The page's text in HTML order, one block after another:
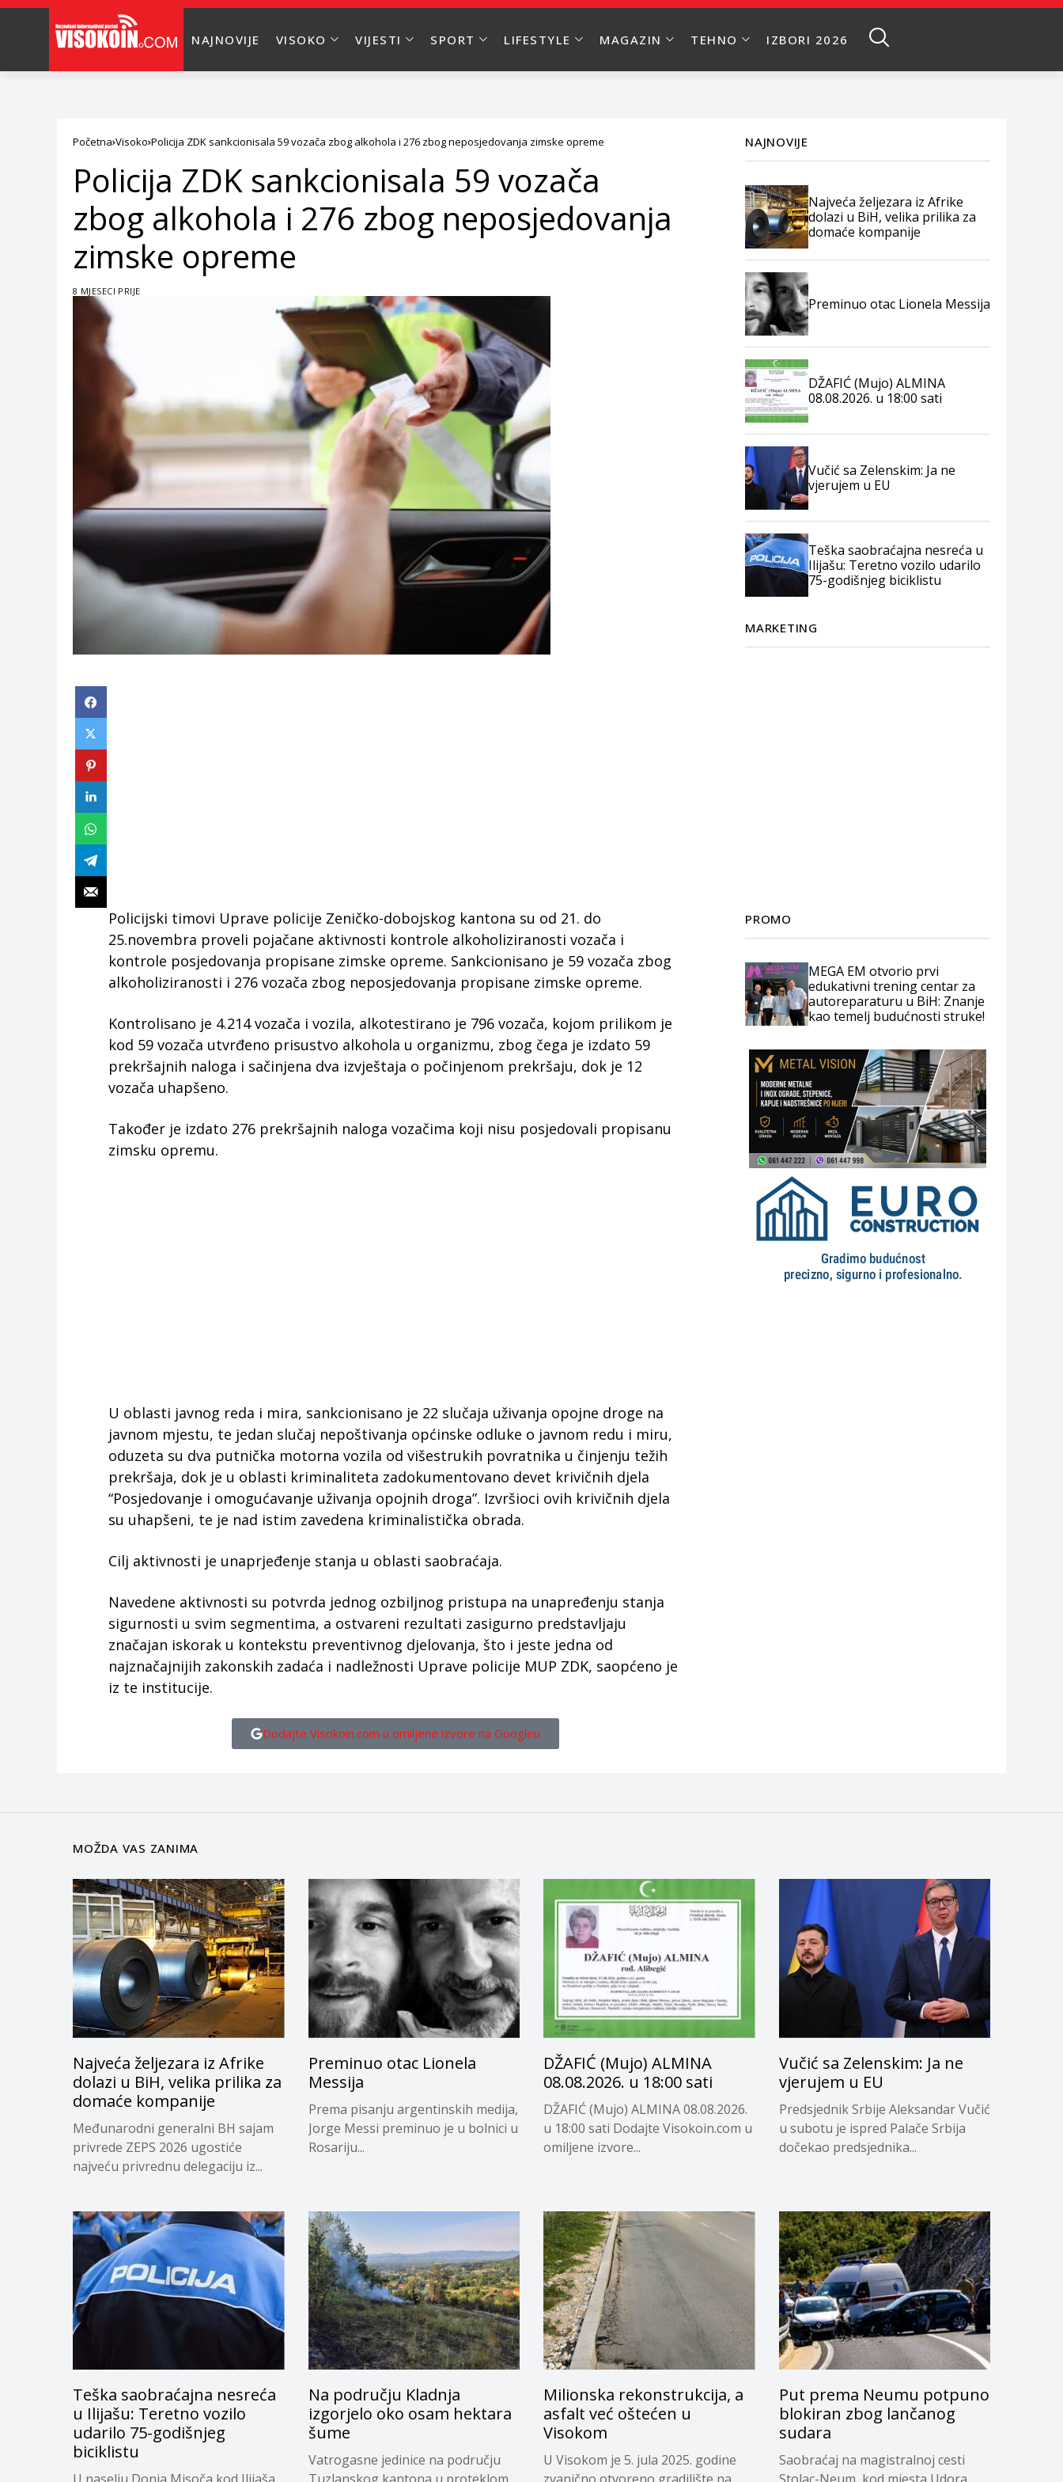
NAJNOVIJE VISOKO VIJESTI SPORT LIFESTYLE MAGAZIN TEHNO IZBORI 2026
Početna Visoko Policija ZDK sankcionisala 59 vozača zbog alkohola i 276 zbog neposjedovanja zimske opreme
Policija ZDK sankcionisala 59 vozača
zbog alkohola i 276 zbog neposjedovanja
zimske opreme
8 MJESECI PRIJE
Policijski timovi Uprave policije Zeničko-dobojskog kantona su od 21. do
25.novembra proveli pojačane aktivnosti kontrole alkoholiziranosti vozača i
kontrole posjedovanja propisane zimske opreme. Sankcionisano je 59 vozača zbog
alkoholiziranosti i 276 vozača zbog neposjedovanja propisane zimske opreme.
Kontrolisano je 4.214 vozača i vozila, alkotestirano je 796 vozača, kojom prilikom je
kod 59 vozača utvrđeno prisustvo alkohola u organizmu, zbog čega je izdato 59
prekršajnih naloga i sačinjena dva izvještaja o počinjenom prekršaju, dok je 12
vozača uhapšeno.
Također je izdato 276 prekršajnih naloga vozačima koji nisu posjedovali propisanu
zimsku opremu.
U oblasti javnog reda i mira, sankcionisano je 22 slučaja uživanja opojne droge na
javnom mjestu, te jedan slučaj nepoštivanja općinske odluke o javnom redu i miru,
oduzeta su dva putnička motorna vozila od višestrukih povratnika u činjenju težih
prekršaja, dok je u oblasti kriminaliteta zadokumentovano devet krivičnih djela
“Posjedovanje i omogućavanje uživanja opojnih droga”. Izvršioci ovih krivičnih djela
su uhapšeni, te je nad istim zavedena kriminalistička obrada.
Cilj aktivnosti je unaprjeđenje stanja u oblasti saobraćaja.
Navedene aktivnosti su potvrda jednog ozbiljnog pristupa na unapređenju stanja
sigurnosti u svim segmentima, a ostvareni rezultati zasigurno predstavljaju
značajan iskorak u kontekstu preventivnog djelovanja, što i jeste jedna od
najznačajnijih zakonskih zadaća i nadležnosti Uprave policije MUP ZDK, saopćeno je
iz te institucije.
Dodajte Visokoin.com u omiljene izvore na Googleu
NAJNOVIJE
Najveća željezara iz Afrike
dolazi u BiH, velika prilika za
domaće kompanije
Preminuo otac Lionela Messija
DŽAFIĆ (Mujo) ALMINA
08.08.2026. u 18:00 sati
Vučić sa Zelenskim: Ja ne
vjerujem u EU
Teška saobraćajna nesreća u
Ilijašu: Teretno vozilo udarilo
75-godišnjeg biciklistu
MARKETING
PROMO
MEGA EM otvorio prvi
edukativni trening centar za
autoreparaturu u BiH: Znanje
kao temelj budućnosti struke!
MOŽDA VAS ZANIMA
Najveća željezara iz Afrike
dolazi u BiH, velika prilika za
domaće kompanije
Međunarodni generalni BH sajam
privrede ZEPS 2026 ugostiće
najveću privrednu delegaciju iz...
Preminuo otac Lionela
Messija
Prema pisanju argentinskih medija,
Jorge Messi preminuo je u bolnici u
Rosariju...
DŽAFIĆ (Mujo) ALMINA
08.08.2026. u 18:00 sati
DŽAFIĆ (Mujo) ALMINA 08.08.2026.
u 18:00 sati Dodajte Visokoin.com u
omiljene izvore...
Vučić sa Zelenskim: Ja ne
vjerujem u EU
Predsjednik Srbije Aleksandar Vučić
u subotu je ispred Palače Srbija
dočekao predsjednika...
Teška saobraćajna nesreća
u Ilijašu: Teretno vozilo
udarilo 75-godišnjeg
biciklistu
Na području Kladnja
izgorjelo oko osam hektara
šume
Vatrogasne jedinice na području
Milionska rekonstrukcija, a
asfalt već oštećen u
Visokom
U Visokom je 5. jula 2025. godine
Put prema Neumu potpuno
blokiran zbog lančanog
sudara
Saobraćaj na magistralnoj cesti